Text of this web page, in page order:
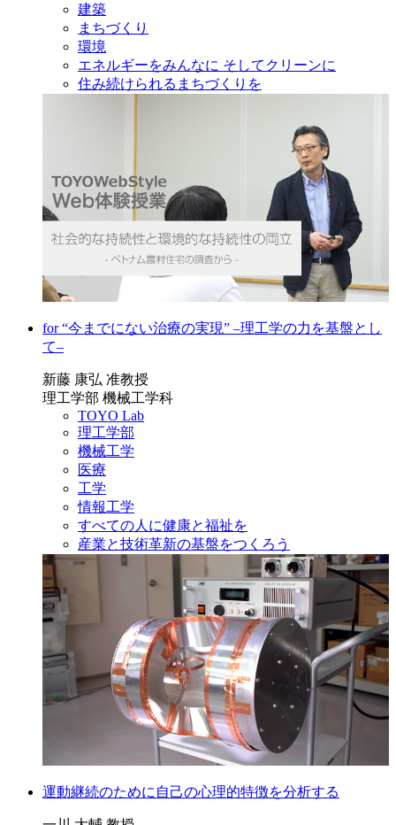
建築
まちづくり
環境
エネルギーをみんなに そしてクリーンに
住み続けられるまちづくりを
for “今までにない治療の実現” ‒理工学の力を基盤とし
て‒
新藤 康弘 准教授
理工学部 機械工学科
TOYO Lab
理工学部
機械工学
医療
工学
情報工学
すべての人に健康と福祉を
産業と技術革新の基盤をつくろう
運動継続のために自己の心理的特徴を分析する